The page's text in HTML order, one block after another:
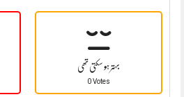
بہتر ہو سکتی تھی
0 Votes